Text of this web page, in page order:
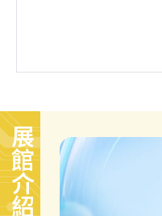
展館介紹